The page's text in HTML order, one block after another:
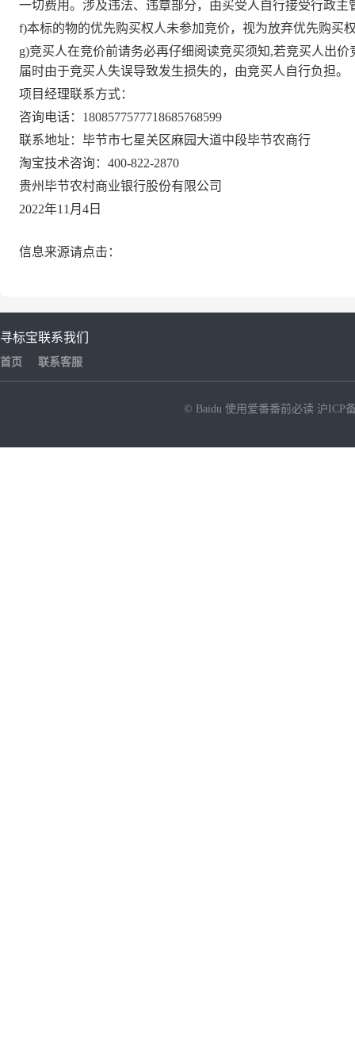
一切费用。涉及违法、违章部分，由买受人自行接受行政
f)本标的物的优先购买权人未参加竞价，视为放弃优先购买
g)竞买人在竞价前请务必再仔细阅读竞买须知,若竞买人出价
届时由于竞买人失误导致发生损失的，由竞买人自行负担。
项目经理联系方式：
咨询电话： 1808577577718685768599
联系地址： 毕节市七星关区麻园大道中段毕节农商行
淘宝技术咨询： 400-822-2870
贵州毕节农村商业银行股份有限公司
2022年11月 4 日
信息来源请点击：
寻标宝
首页
联系我们
联系客服
© Baidu 使用爱番番前必读 沪ICP